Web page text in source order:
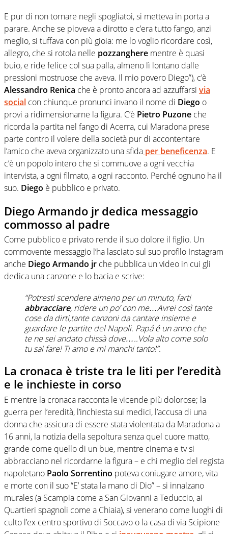
E pur di non tornare negli spogliatoi, si metteva in porta a
parare. Anche se pioveva a dirotto e c’era tutto fango, anzi
meglio, si tuffava con più gioia: me lo voglio ricordare così,
allegro, che si rotola nelle pozzanghere mentre è quasi
buio, e ride felice col sua palla, almeno lì lontano dalle
pressioni mostruose che aveva. Il mio povero Diego”), c’è
Alessandro Renica che è pronto ancora ad azzuffarsi via
social con chiunque pronunci invano il nome di Diego o
provi a ridimensionarne la figura. C’è Pietro Puzone che
ricorda la partita nel fango di Acerra, cui Maradona prese
parte contro il volere della società pur di accontentare
l’amico che aveva organizzato una sfida per beneficenza. E
c’è un popolo intero che si commuove a ogni vecchia
intervista, a ogni filmato, a ogni racconto. Perché ognuno ha il
suo. Diego è pubblico e privato.
Diego Armando jr dedica messaggio
commosso al padre
Come pubblico e privato rende il suo dolore il figlio. Un
commovente messaggio l’ha lasciato sul suo profilo Instagram
anche Diego Armando jr che pubblica un video in cui gli
dedica una canzone e lo bacia e scrive:
“Potresti scendere almeno per un minuto, farti
abbracciare, ridere un po’ con me…Avrei così tante
cose da dirti,tante canzoni da cantare insieme e
guardare le partite del Napoli. Papá é un anno che
te ne sei andato chissà dove…..Vola alto come solo
tu sai fare! Ti amo e mi manchi tanto!”.
La cronaca è triste tra le liti per l’eredità
e le inchieste in corso
E mentre la cronaca racconta le vicende più dolorose; la
guerra per l’eredità, l’inchiesta sui medici, l’accusa di una
donna che assicura di essere stata violentata da Maradona a
16 anni, la notizia della sepoltura senza quel cuore matto,
grande come quello di un bue, mentre cinema e tv si
abbracciano nel ricordarne la figura – e chi meglio del regista
napoletano Paolo Sorrentino poteva coniugare amore, vita
e morte con il suo “E’ stata la mano di Dio” – si innalzano
murales (a Scampia come a San Giovanni a Teduccio, ai
Quartieri spagnoli come a Chiaia), si venerano come luoghi di
culto l’ex centro sportivo di Soccavo o la casa di via Scipione